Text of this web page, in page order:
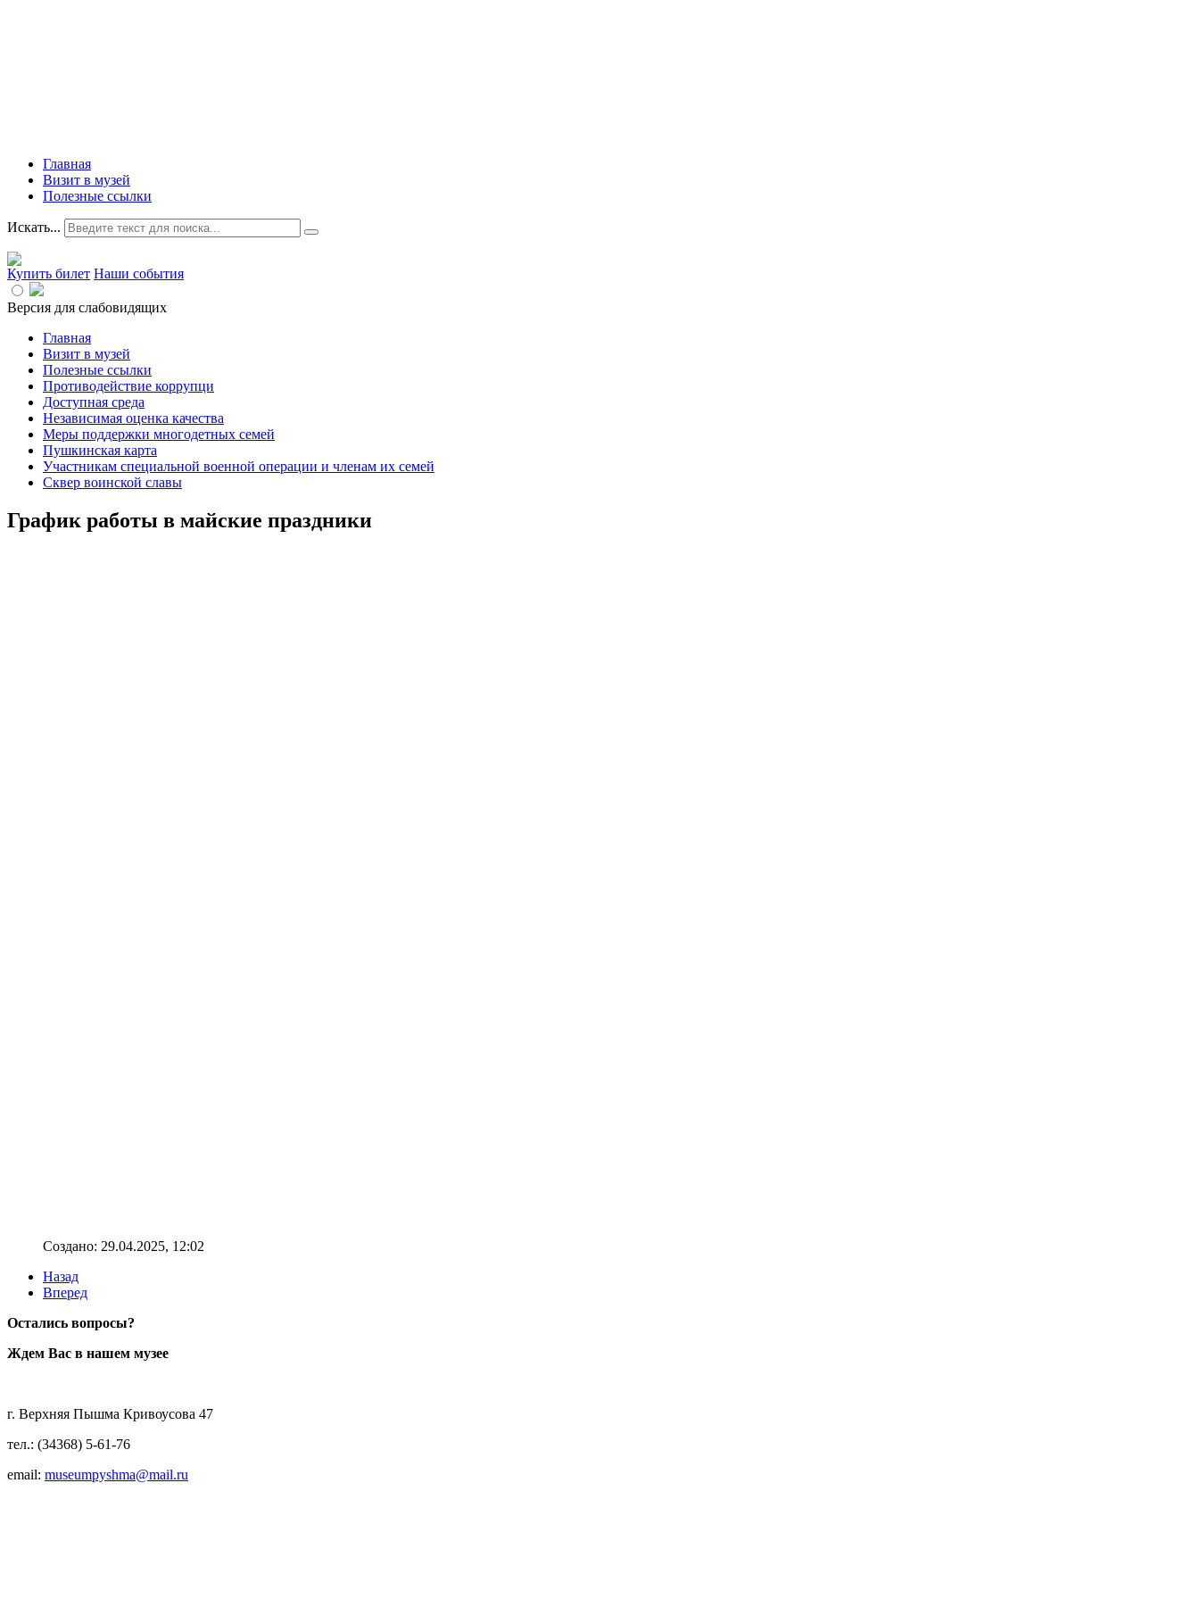
Главная
Визит в музей
Полезные ссылки
Искать...
Купить билет Наши события
Версия для слабовидящих
Главная
Визит в музей
Полезные ссылки
Противодействие коррупци
Доступная среда
Независимая оценка качества
Меры поддержки многодетных семей
Пушкинская карта
Участникам специальной военной операции и членам их семей
Сквер воинской славы
График работы в майские праздники
Создано: 29.04.2025, 12:02
Назад
Вперед
Остались вопросы?
Ждем Вас в нашем музее
г. Верхняя Пышма Кривоусова 47
тел.: (34368) 5-61-76
email: museumpyshma@mail.ru